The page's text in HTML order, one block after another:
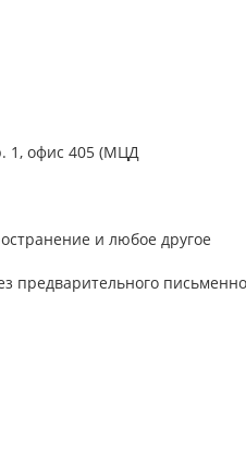
1, офис 405 (МЦД
и любое другое
предварительного